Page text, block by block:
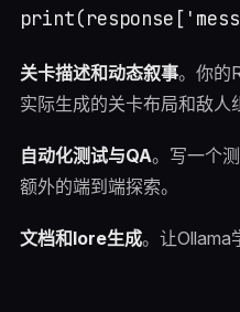
关卡描述和动态叙事。你的
实际生成的关卡布局和敌人
自动化测试与QA。写一个
额外的端到端探索。
文档和lore生成。让Ollama